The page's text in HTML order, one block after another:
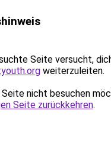
Seite versucht,
weiterzuleiten.
Seite nicht besuchen
Seite zurückkehren.